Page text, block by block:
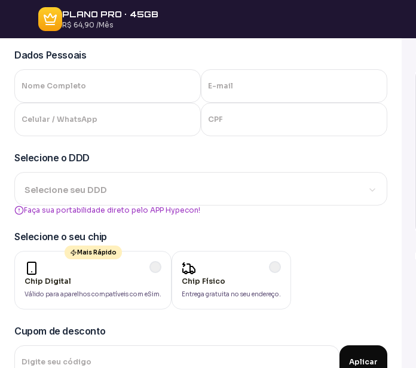
PLANO PRO · 45GB
R$ 64,90 /Mês
Dados Pessoais
Nome Completo E-mail
Celular / WhatsApp CPF
Selecione o DDD
Selecione seu DDD
Faça sua portabilidade direto pelo APP Hypecon!
Selecione o seu chip
Mais Rápido
Chip Digital
Válido para aparelhos compatíveis com eSim.
Chip Físico
Entrega gratuita no seu endereço.
Cupom de desconto
Digite seu código Aplicar